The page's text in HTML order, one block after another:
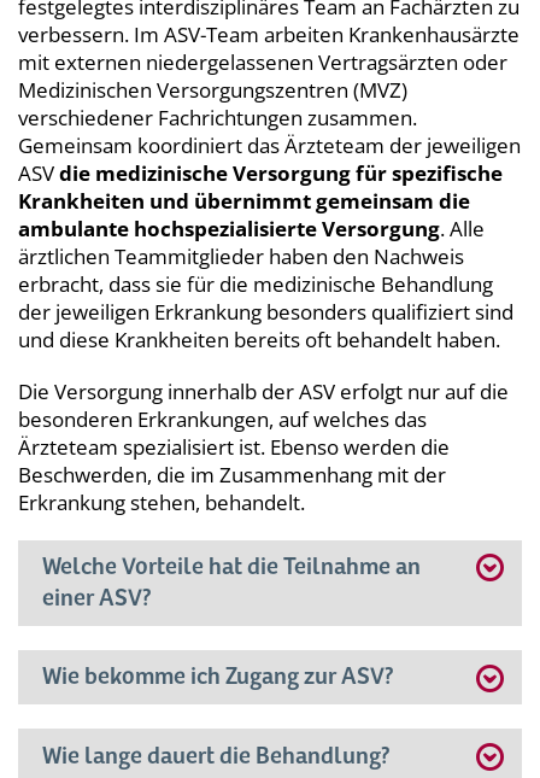
festgelegtes interdisziplinäres Team an Fachärzten zu
verbessern. Im ASV-Team arbeiten Krankenhausärzte
mit externen niedergelassenen Vertragsärzten oder
Medizinischen Versorgungszentren (MVZ)
verschiedener Fachrichtungen zusammen.
Gemeinsam koordiniert das Ärzteteam der jeweiligen
ASVdie medizinische Versorgung für spezifische
Krankheiten und übernimmt gemeinsam die
ambulante hochspezialisierte Versorgung. Alle
ärztlichen Teammitglieder haben den Nachweis
erbracht, dass sie für die medizinische Behandlung
der jeweiligen Erkrankung besonders qualifiziert sind
und diese Krankheiten bereits oft behandelt haben.
Die Versorgung innerhalb der ASV erfolgt nur auf die
besonderen Erkrankungen, auf welches das
Ärzteteam spezialisiert ist. Ebenso werden die
Beschwerden, die im Zusammenhang mit der
Erkrankung stehen, behandelt.
Welche Vorteile hat die Teilnahme an
einer ASV?
Wie bekomme ich Zugang zur ASV?
Wie lange dauert die Behandlung?